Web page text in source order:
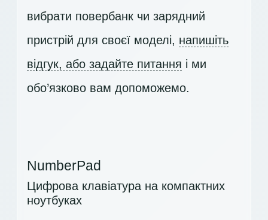
вибрати повербанк чи зарядний
пристрій для своєї моделі, напишіть
відгук, або задайте питання і ми
обо’язково вам допоможемо.
NumberPad
Цифрова клавіатура на компактних
ноутбуках